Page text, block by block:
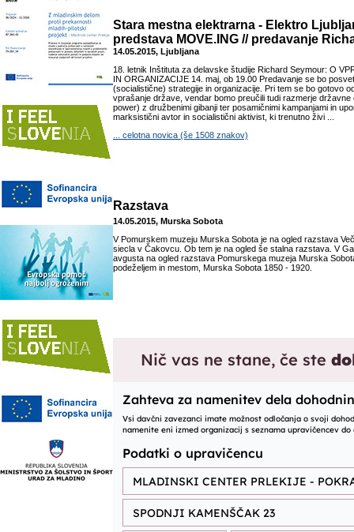
Stara mestna elektrarna - Elektro
predstava MOVE.ING // predavanje
14.05.2015, Ljubljana
18. letnik Inštituta za delavske študije Richard Seymour: O
IN ORGANIZACIJE 14. maj, ob 19.00 Predavanje se bo
(socialistične) strategije in organizacije. Pri tem se bo gotovo
vprašanje države, vendar bomo preučili tudi razmerje državne
power) z družbenimi gibanji ter posamičnimi kampanjami in
marksistični avtor in socialistični aktivist, ki trenutno živi ...
... celotna novica (še 1508 znakov)
Razstava
14.05.2015, Murska Sobota
V Pomurskem muzeju Murska Sobota je na ogled razstava
siecla v Čakovcu. Ob tem je na ogled še stalna razstava. V
avgusta na ogled razstava Pomurskega muzeja Murska
podeželjem in mestom, Murska Sobota 1850 - 1920.